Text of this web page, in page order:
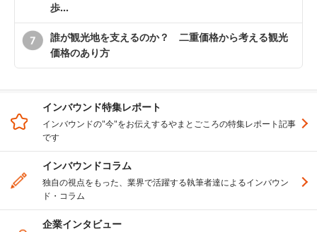
歩…
誰が観光地を支えるのか？ 二重価格から考える観光
価格のあり方
インバウンド特集レポート
インバウンドの"今"をお伝えするやまとごころの特集レポート記事
です
インバウンドコラム
独自の視点をもった、業界で活躍する執筆者達によるインバウン
ド・コラム
企業インタビュー